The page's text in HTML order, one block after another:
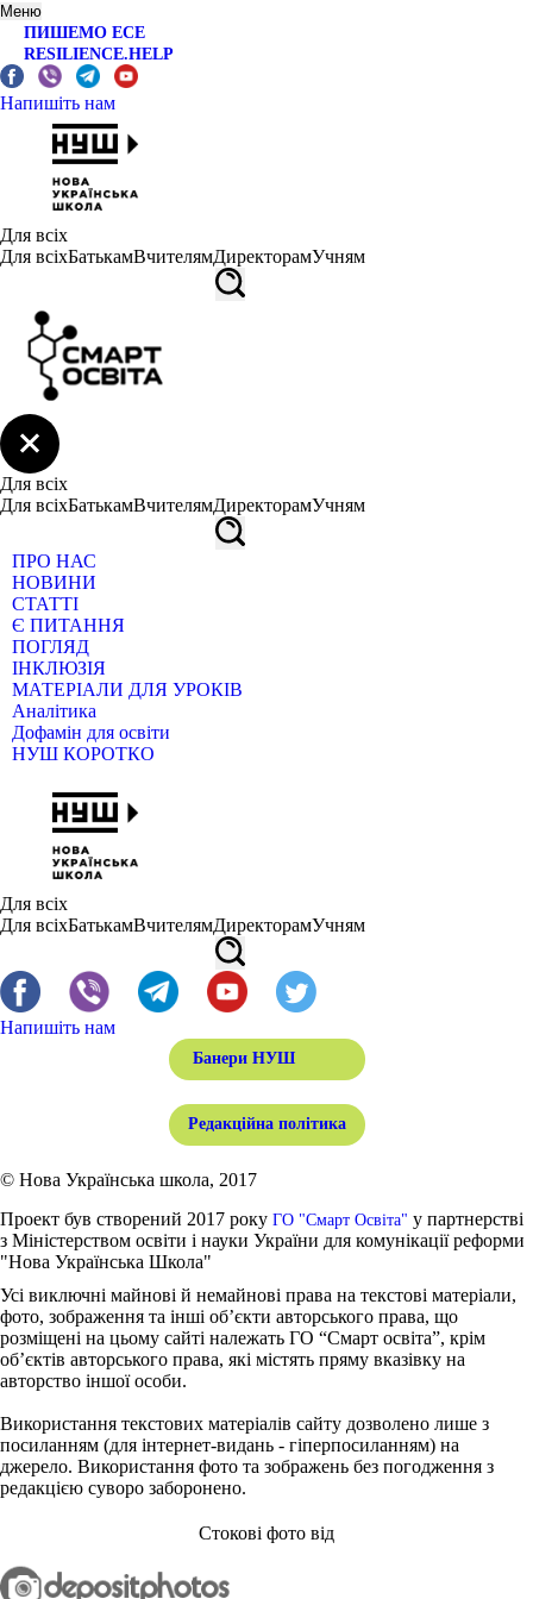
Меню
ПИШЕМО ЕСЕ
RESILIENCE.HELP
Напишіть нам
Для всіх
Для всіхБатькамВчителямДиректорамУчням
Для всіх
Для всіхБатькамВчителямДиректорамУчням
ПРО НАС
НОВИНИ
СТАТТІ
Є ПИТАННЯ
ПОГЛЯД
ІНКЛЮЗІЯ
МАТЕРІАЛИ ДЛЯ УРОКІВ
Аналітика
Дофамін для освіти
НУШ КОРОТКО
Для всіх
Для всіхБатькамВчителямДиректорамУчням
Напишіть нам
Банери НУШ
Редакційна політика
© Нова Українська школа, 2017
Проект був створений 2017 року ГО "Смарт Освіта" у партнерстві
з Міністерством освіти і науки України для комунікації реформи
"Нова Українська Школа"
Усі виключні майнові й немайнові права на текстові матеріали,
фото, зображення та інші об’єкти авторського права, що
розміщені на цьому сайті належать ГО “Смарт освіта”, крім
об’єктів авторського права, які містять пряму вказівку на
авторство іншої особи.
Використання текстових матеріалів сайту дозволено лише з
посиланням (для інтернет-видань - гіперпосиланням) на
джерело. Використання фото та зображень без погодження з
редакцією суворо заборонено.
Стокові фото від